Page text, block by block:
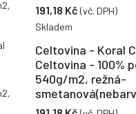
191,18 Kč (vč. DPH)
Skladem
Celtovina - Koral
Celtovina - 100%
540g/m2, režná-